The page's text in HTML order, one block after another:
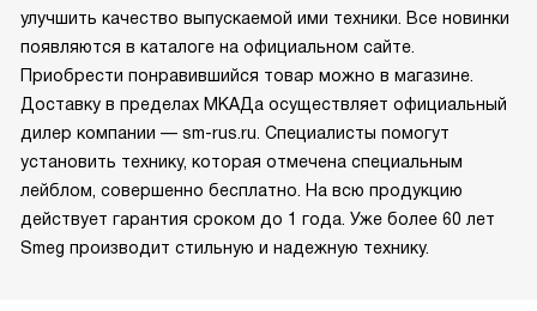
улучшить качество выпускаемой ими техники. Все новинки
появляются в каталоге на официальном сайте.
Приобрести понравившийся товар можно в магазине.
Доставку в пределах МКАДа осуществляет официальный
дилер компании — sm-rus.ru. Специалисты помогут
установить технику, которая отмечена специальным
лейблом, совершенно бесплатно. На всю продукцию
действует гарантия сроком до 1 года. Уже более 60 лет
Smeg производит стильную и надежную технику.